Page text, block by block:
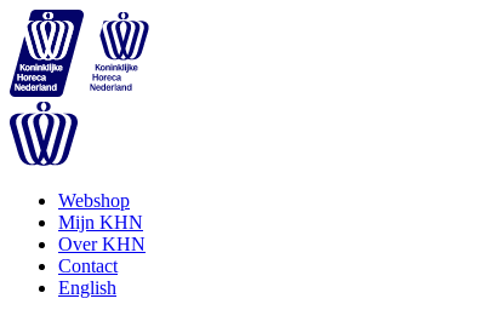
Webshop
Mijn KHN
Over KHN
Contact
English